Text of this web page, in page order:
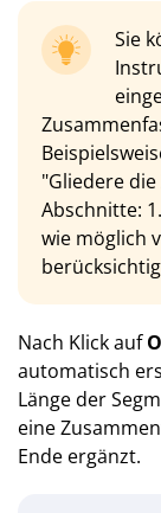
Sie
"Gliedere
Abschnitte:
wie möglich
Nach Klick auf
automatisch
Länge der
eine
Ende ergänzt.